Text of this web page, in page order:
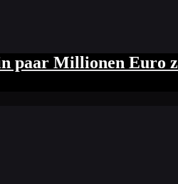
paar Millionen Euro